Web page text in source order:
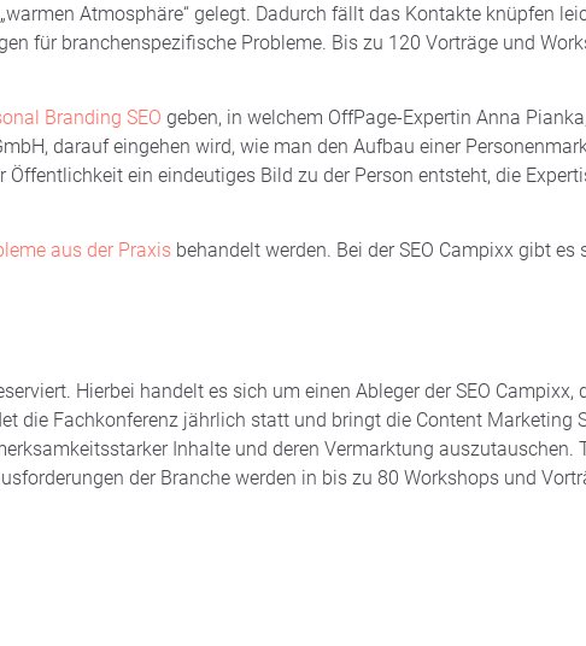
Atmosphäre“ gelegt. Dadurch fällt das Kontakte knüpfen
für branchenspezifische Probleme. Bis zu 120 Vorträge und
Branding SEO geben, in welchem OffPage-Expertin Anna
darauf eingehen wird, wie man den Aufbau einer
ein eindeutiges Bild zu der Person entsteht, die
aus der Praxis behandelt werden. Bei der SEO Campixx gibt
Hierbei handelt es sich um einen Ableger der SEO
die Fachkonferenz jährlich statt und bringt die Content Marketing
Inhalte und deren Vermarktung auszutauschen.
der Branche werden in bis zu 80 Workshops und